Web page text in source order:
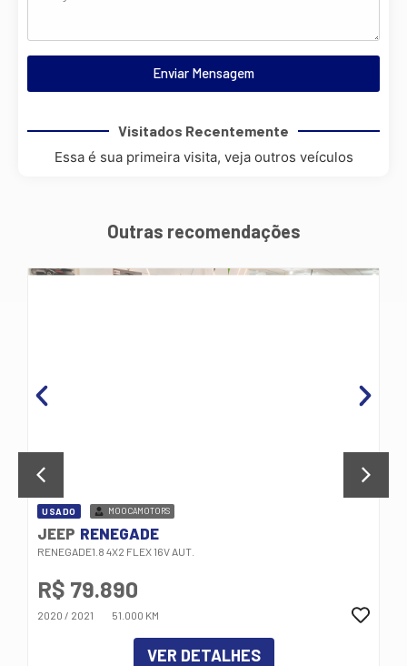
Enviar Mensagem
Visitados Recentemente
Essa é sua primeira visita, veja outros veículos
Outras recomendações
USADO MOOCAMOTORS
JEEP RENEGADE
RENEGADE1.8 4X2 FLEX 16V AUT.
R$ 79.890
2020 / 2021 51.000 KM
VER DETALHES